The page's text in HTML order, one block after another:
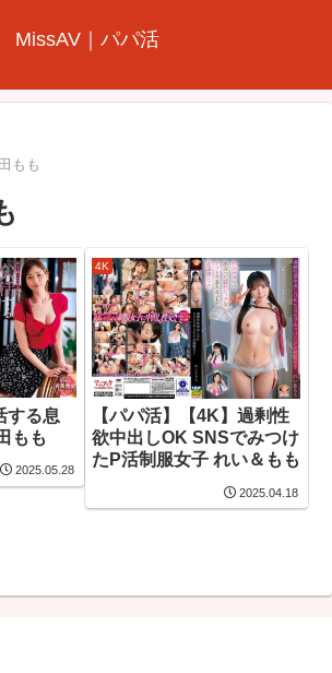
MissAV｜パパ活
もも
する息
もも
2025.05.28
4K
【パパ活】【4K】過剰性
欲中出しOK SNSでみつけ
たP活制服女子 れい＆もも
2025.04.18